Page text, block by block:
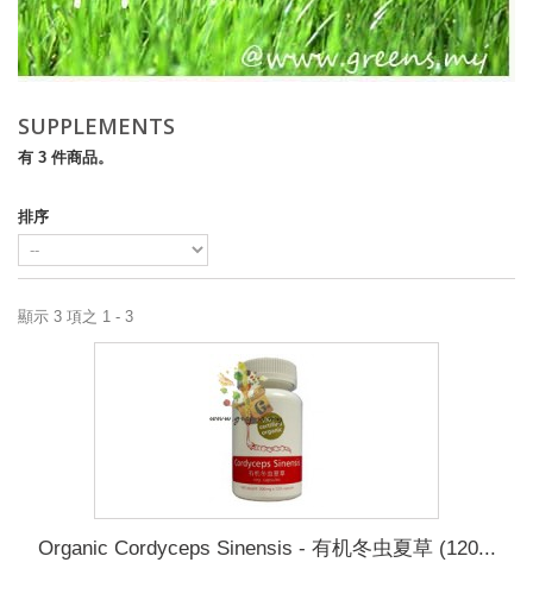
SUPPLEMENTS
有 3 件商品。
排序
顯示 3 項之 1 - 3
Organic Cordyceps Sinensis - 有机冬虫夏草 (120...